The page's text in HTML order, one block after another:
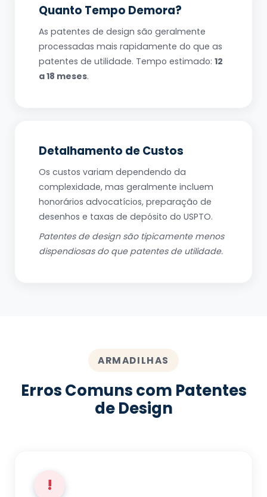
Quanto Tempo Demora?
As patentes de design são geralmente
processadas mais rapidamente do que as
patentes de utilidade. Tempo estimado: 12
a 18 meses.
Detalhamento de Custos
Os custos variam dependendo da
complexidade, mas geralmente incluem
honorários advocatícios, preparação de
desenhos e taxas de depósito do USPTO.
Patentes de design são tipicamente menos
dispendiosas do que patentes de utilidade.
ARMADILHAS
Erros Comuns com Patentes
de Design
!